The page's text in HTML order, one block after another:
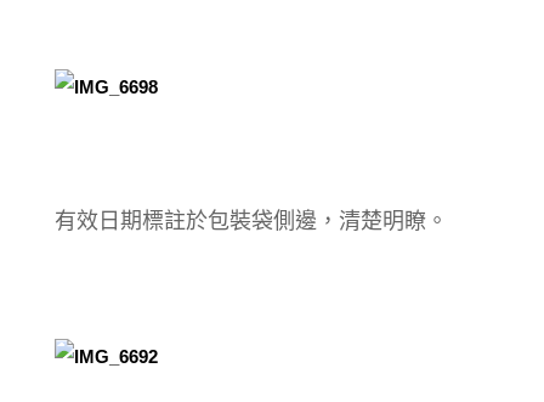
有效日期標註於包裝袋側邊，清楚明瞭。